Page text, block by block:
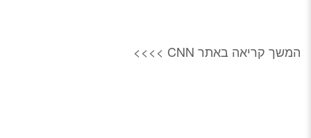
המשך קריאה באתר CNN >>>>